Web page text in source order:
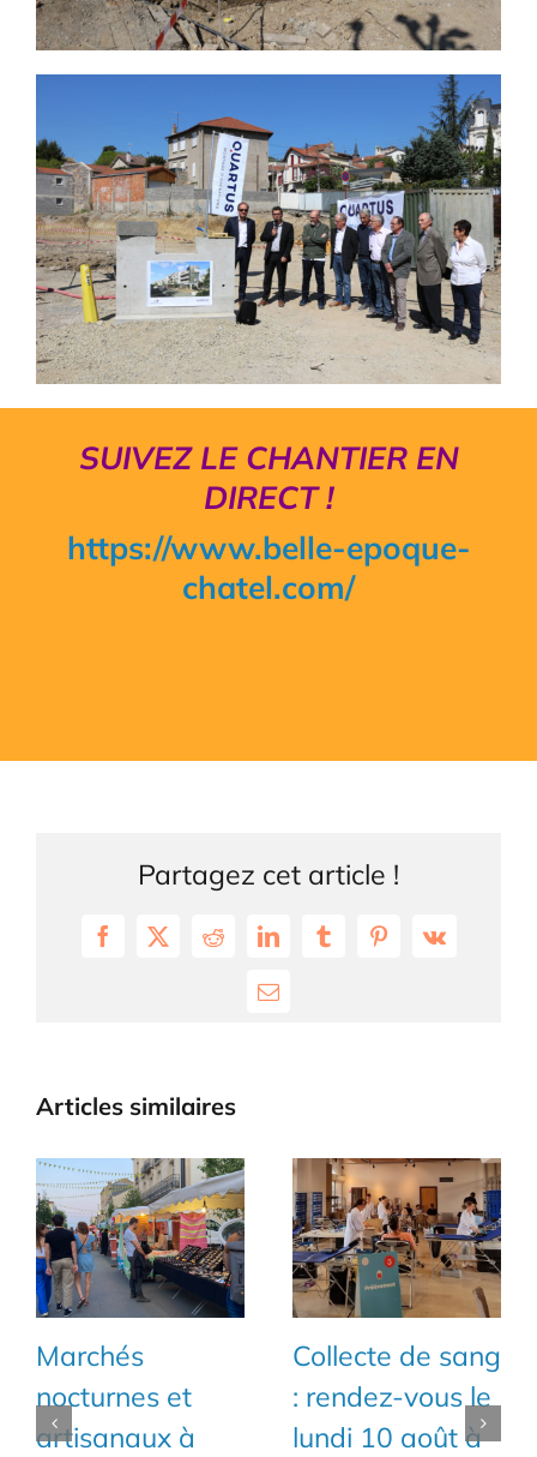
SUIVEZ LE CHANTIER EN
DIRECT !
https://www.belle-epoque-
chatel.com/
Partagez cet article !
Facebook
X RedditLinkedInTumblrPinterest
Vk
Email
Articles similaires
Marchés
nocturnes et
artisanaux à
Collecte de sang
: rendez-vous le
lundi 10 août à